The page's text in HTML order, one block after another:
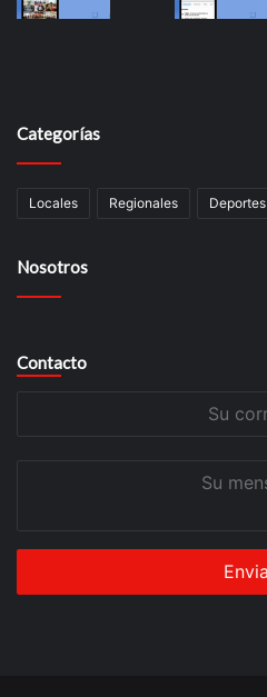
Categorías
Locales Regionales Deportes
Nosotros
Contacto